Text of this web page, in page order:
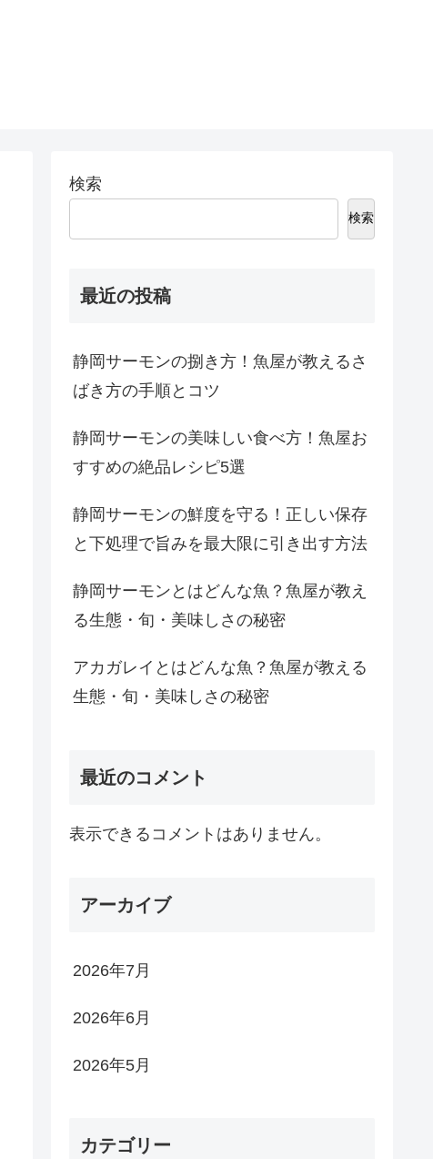
検索
検索
最近の投稿
静岡サーモンの捌き方！魚屋が教えるさ
ばき方の手順とコツ
静岡サーモンの美味しい食べ方！魚屋お
すすめの絶品レシピ5選
静岡サーモンの鮮度を守る！正しい保存
と下処理で旨みを最大限に引き出す方法
静岡サーモンとはどんな魚？魚屋が教え
る生態・旬・美味しさの秘密
アカガレイとはどんな魚？魚屋が教える
生態・旬・美味しさの秘密
最近のコメント
表示できるコメントはありません。
アーカイブ
2026年7月
2026年6月
2026年5月
カテゴリー